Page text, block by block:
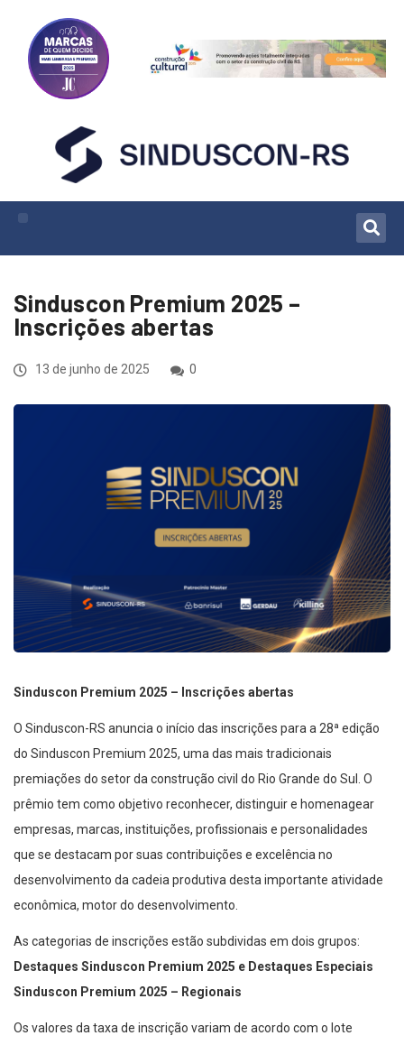
Sinduscon Premium 2025 –
Inscrições abertas
13 de junho de 2025 0
Sinduscon Premium 2025 – Inscrições abertas
O Sinduscon-RS anuncia o início das inscrições para a 28ª edição
do Sinduscon Premium 2025, uma das mais tradicionais
premiações do setor da construção civil do Rio Grande do Sul. O
prêmio tem como objetivo reconhecer, distinguir e homenagear
empresas, marcas, instituições, profissionais e personalidades
que se destacam por suas contribuições e excelência no
desenvolvimento da cadeia produtiva desta importante atividade
econômica, motor do desenvolvimento.
As categorias de inscrições estão subdividas em dois grupos:
Destaques Sinduscon Premium 2025 e Destaques Especiais
Sinduscon Premium 2025 – Regionais
Os valores da taxa de inscrição variam de acordo com o lote